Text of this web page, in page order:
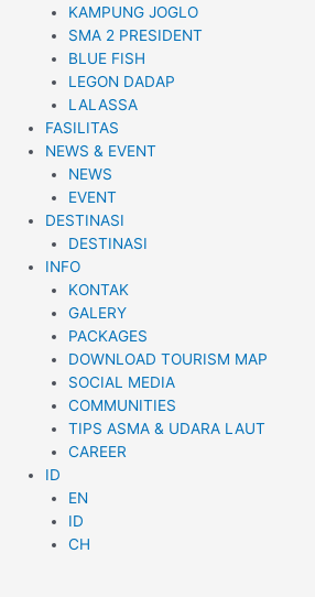
KAMPUNG JOGLO
SMA 2 PRESIDENT
BLUE FISH
LEGON DADAP
LALASSA
FASILITAS
NEWS & EVENT
NEWS
EVENT
DESTINASI
DESTINASI
INFO
KONTAK
GALERY
PACKAGES
DOWNLOAD TOURISM MAP
SOCIAL MEDIA
COMMUNITIES
TIPS ASMA & UDARA LAUT
CAREER
ID
EN
ID
CH